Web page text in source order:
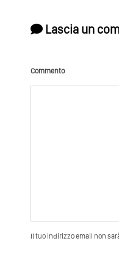
Lascia un
Commento
Il tuo indirizzo email non